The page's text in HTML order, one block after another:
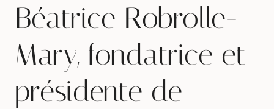
Béatrice Robrolle-
Mary, fondatrice et
présidente de